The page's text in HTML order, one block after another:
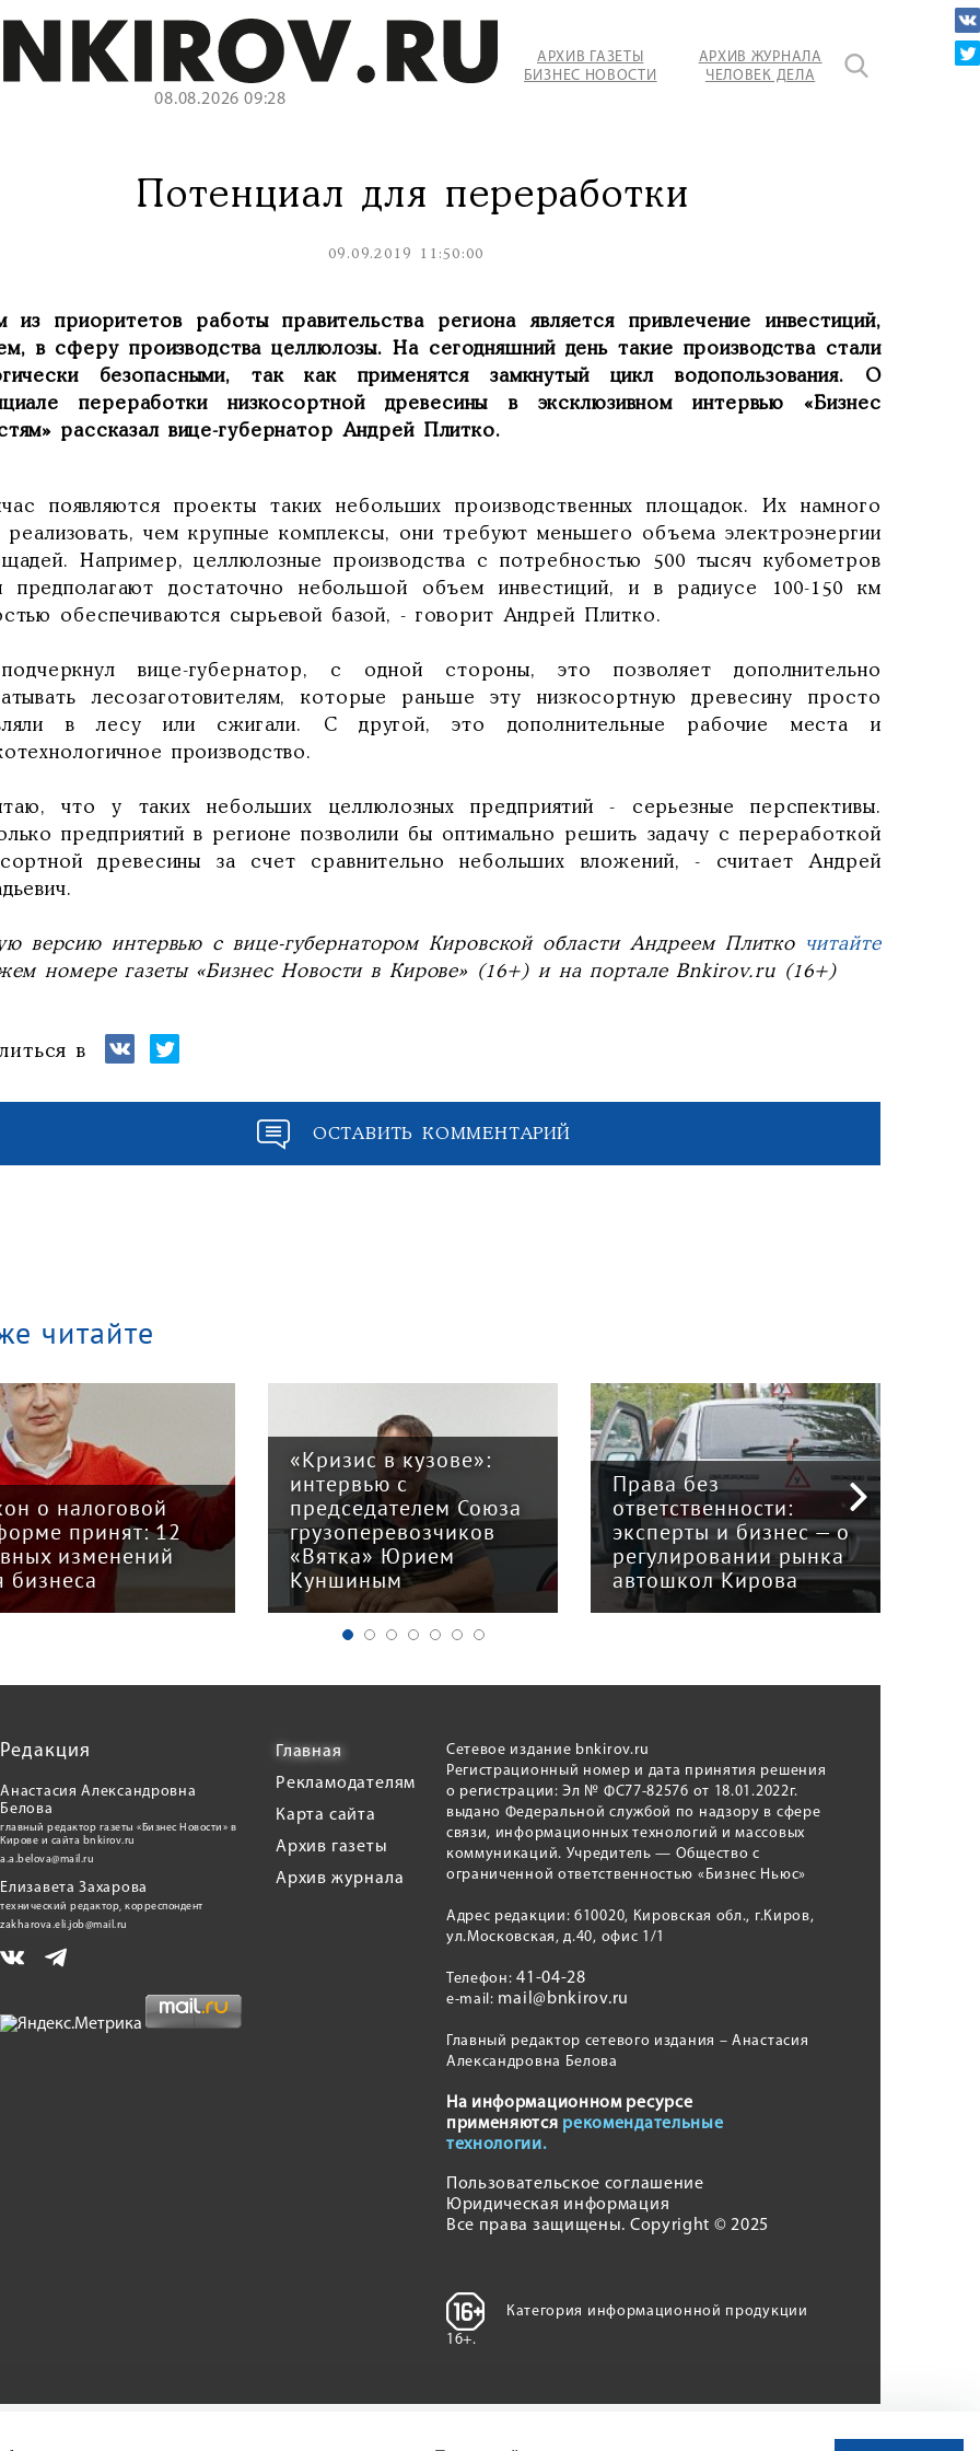
08.08.2026 09:28
АРХИВ ГАЗЕТЫ
БИЗНЕС НОВОСТИ
АРХИВ ЖУРНАЛА
ЧЕЛОВЕК ДЕЛА
Потенциал для переработки
09.09.2019 11:50:00
из приоритетов работы правительства региона является привлечение инвестиций,
в сферу производства целлюлозы. На сегодняшний день такие производства стали
безопасными, так как применятся замкнутый цикл водопользования. О
переработки низкосортной древесины в эксклюзивном интервью «Бизнес
рассказал вице-губернатор Андрей Плитко.
появляются проекты таких небольших производственных площадок. Их намного
реализовать, чем крупные комплексы, они требуют меньшего объема электроэнергии
Например, целлюлозные производства с потребностью 500 тысяч кубометров
предполагают достаточно небольшой объем инвестиций, и в радиусе 100-150 км
обеспечиваются сырьевой базой, - говорит Андрей Плитко.
вице-губернатор, с одной стороны, это позволяет дополнительно
лесозаготовителям, которые раньше эту низкосортную древесину просто
в лесу или сжигали. С другой, это дополнительные рабочие места и
производство.
что у таких небольших целлюлозных предприятий - серьезные перспективы.
предприятий в регионе позволили бы оптимально решить задачу с переработкой
древесины за счет сравнительно небольших вложений, - считает Андрей
версию интервью с вице-губернатором Кировской области Андреем Плитко
читайте
номере газеты «Бизнес Новости в Кирове» (16+) и на портале Bnkirov.ru (16+)
в
ОСТАВИТЬ КОММЕНТАРИЙ
читайте
о налоговой
принят: 12
изменений
бизнеса
«Кризис в кузове»:
интервью с
председателем Союза
грузоперевозчиков
«Вятка» Юрием
Куншиным
Права без
ответственности:
эксперты и бизнес — о
регулировании рынка
автошкол Кирова
Редакция
Анастасия Александровна
Белова
главный редактор газеты «Бизнес Новости» в
Кирове и сайта bnkirov.ru
a.a.belova@mail.ru
Елизавета Захарова
технический редактор, корреспондент
zakharova.eli.job@mail.ru
Главная
Рекламодателям
Карта сайта
Архив газеты
Архив журнала
Сетевое издание bnkirov.ru
Регистрационный номер и дата принятия решения
о регистрации: Эл № ФС77-82576 от 18.01.2022г.
выдано Федеральной службой по надзору в сфере
связи, информационных технологий и массовых
коммуникаций. Учредитель — Общество с
ограниченной ответственностью «Бизнес Ньюс»
Адрес редакции: 610020, Кировская обл., г.Киров,
ул.Московская, д.40, офис 1/1
Телефон:41-04-28
e-mail: mail@bnkirov.ru
Главный редактор сетевого издания – Анастасия
Александровна Белова
На информационном ресурсе
применяются рекомендательные
технологии.
Пользовательское соглашение
Юридическая информация
Все права защищены. Copyright © 2025
Категория информационной продукции
16+.